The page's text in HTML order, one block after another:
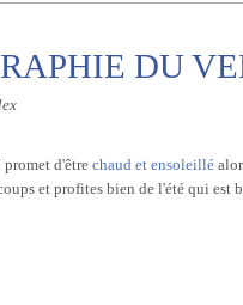
DU
promet d'être chaud et ensoleillé
et profites bien de l'été qui est